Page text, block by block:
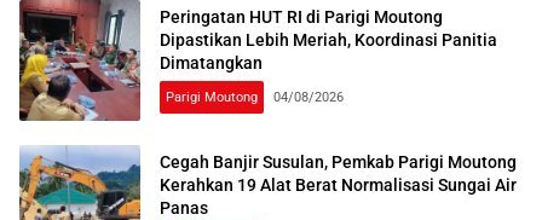
Peringatan HUT RI di Parigi Moutong
Dipastikan Lebih Meriah, Koordinasi Panitia
Dimatangkan
Parigi Moutong 04/08/2026
Cegah Banjir Susulan, Pemkab Parigi Moutong
Kerahkan 19 Alat Berat Normalisasi Sungai Air
Panas